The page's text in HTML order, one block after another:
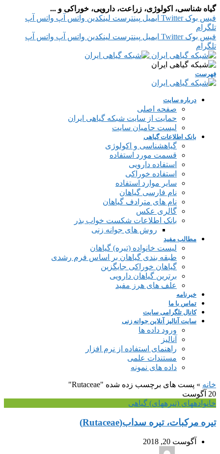
گیاه شناسی، اکولوژی، زراعت، دارویی، خوراکی و ...
فیس بوک Twitter ایمیل پینترست لینکدین واتس آپ واتس آپ
تلگرام
فیس بوک Twitter ایمیل پینترست لینکدین واتس آپ واتس آپ
تلگرام
فهرست
درباره سایت
صفحه اصلی
حمایت از سایت شبکه گیاهی ایران
لیست حامیان سایت
بانک اطلاعات گیاهی
گیاهشناسی و اکولوژی
قسمت مورد استفاده
استفاده دارویی
استفاده خوراکی
سایر موارد استفاده
نام فارسی گیاهان
نام های مترادف گیاهان
گالری عکس
بانک اطلاعات شکست خواب بذر
روش های جوانه زنی
مطالب مفید
لیست خانواده (تیره) گیاهان
طبقه بندی گیاهان بر اساس فرم رشدی
گیاهان خوراکی جایگزین
برترین گیاهان دارویی
علف های هرز مفید
خبرنامه
تماس با ما
کانال تلگرامی سایت
سایت آنالیز آنلاین جوانه زنی
ورود داده ها
آنالیز
راهنمای استفاده از نرم افزار
مستندات علمی
داده های نمونه
خانه » پست های برچسب زده شده "Rutaceae"
20 آگوست
خانواده‎های (تیره‎های) گیاهی
تیره مرکبات، تیره سداب(Rutaceae)
آگوست 20, 2018